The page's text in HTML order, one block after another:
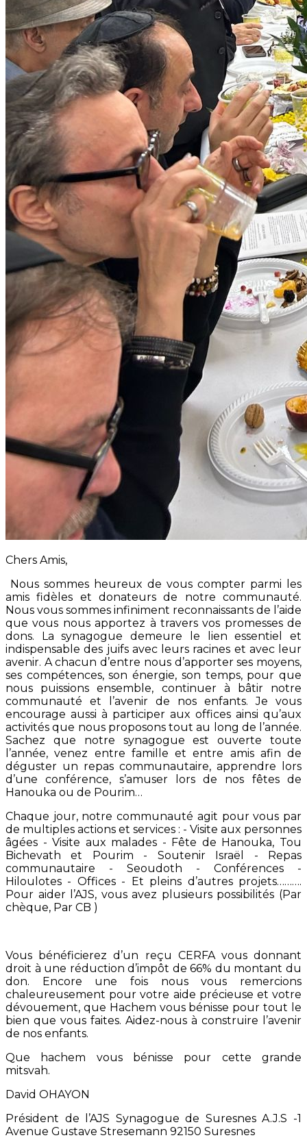
Chers Amis,
Nous sommes heureux de vous compter parmi les
amis fidèles et donateurs de notre communauté.
Nous vous sommes infiniment reconnaissants de l’aide
que vous nous apportez à travers vos promesses de
dons. La synagogue demeure le lien essentiel et
indispensable des juifs avec leurs racines et avec leur
avenir. A chacun d’entre nous d’apporter ses moyens,
ses compétences, son énergie, son temps, pour que
nous puissions ensemble, continuer à bâtir notre
communauté et l’avenir de nos enfants. Je vous
encourage aussi à participer aux offices ainsi qu’aux
activités que nous proposons tout au long de l’année.
Sachez que notre synagogue est ouverte toute
l’année, venez entre famille et entre amis afin de
déguster un repas communautaire, apprendre lors
d’une conférence, s’amuser lors de nos fêtes de
Hanouka ou de Pourim…
Chaque jour, notre communauté agit pour vous par
de multiples actions et services : - Visite aux personnes
âgées - Visite aux malades - Fête de Hanouka, Tou
Bichevath et Pourim - Soutenir Israël - Repas
communautaire - Seoudoth - Conférences -
Hiloulotes - Offices - Et pleins d’autres projets……….
Pour aider l’AJS, vous avez plusieurs possibilités (Par
chèque, Par CB )
Vous bénéficierez d’un reçu CERFA vous donnant
droit à une réduction d’impôt de 66% du montant du
don. Encore une fois nous vous remercions
chaleureusement pour votre aide précieuse et votre
dévouement, que Hachem vous bénisse pour tout le
bien que vous faites. Aidez-nous à construire l’avenir
de nos enfants.
Que hachem vous bénisse pour cette grande
mitsvah.
David OHAYON
Président de l’AJS Synagogue de Suresnes A.J.S -1
Avenue Gustave Stresemann 92150 Suresnes